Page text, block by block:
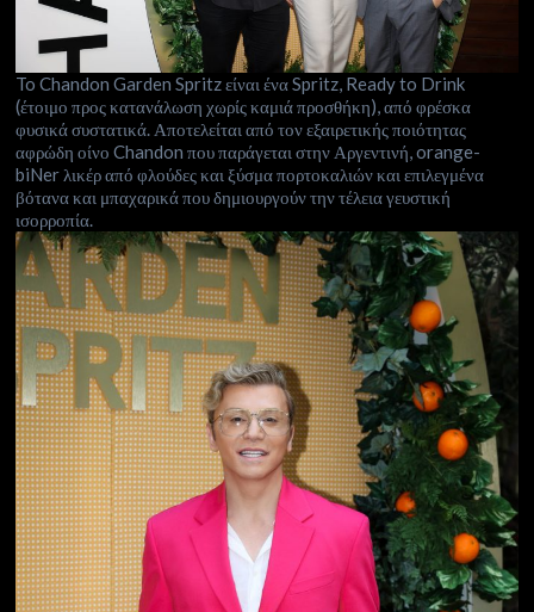
To Chandon Garden Spritz είναι ένα Spritz, Ready to Drink
(έτοιμο προς κατανάλωση χωρίς καμιά προσθήκη), από φρέσκα
φυσικά συστατικά. Αποτελείται από τον εξαιρετικής ποιότητας
αφρώδη οίνο Chandon που παράγεται στην Αργεντινή, orange-
biNer λικέρ από φλούδες και ξύσμα πορτοκαλιών και επιλεγμένα
βότανα και μπαχαρικά που δημιουργούν την τέλεια γευστική
ισορροπία.